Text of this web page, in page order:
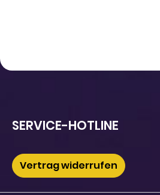
SERVICE-HOTLINE
Vertrag widerrufen